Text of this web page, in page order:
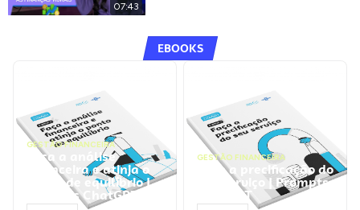
07:43
EBOOKS
GESTÃO FINANCEIRA
Faça a análise
financeira e atinja o
ponto de equilíbrio |
Prompts ChatGPT
GESTÃO FINANCEIRA
Faça a precificação do
seu serviço | Prompts
ChatGPT